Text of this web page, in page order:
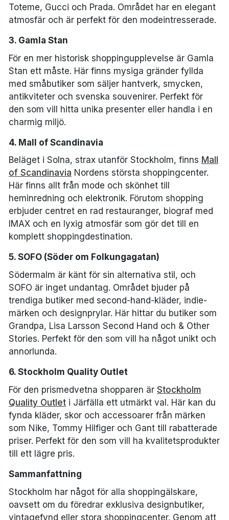
Toteme, Gucci och Prada. Området har en elegant
atmosfär och är perfekt för den modeintresserade.
3. Gamla Stan
För en mer historisk shoppingupplevelse är Gamla
Stan ett måste. Här finns mysiga gränder fyllda
med småbutiker som säljer hantverk, smycken,
antikviteter och svenska souvenirer. Perfekt för
den som vill hitta unika presenter eller handla i en
charmig miljö.
4. Mall of Scandinavia
Beläget i Solna, strax utanför Stockholm, finns Mall
of Scandinavia Nordens största shoppingcenter.
Här finns allt från mode och skönhet till
heminredning och elektronik. Förutom shopping
erbjuder centret en rad restauranger, biograf med
IMAX och en lyxig atmosfär som gör det till en
komplett shoppingdestination.
5. SOFO (Söder om Folkungagatan)
Södermalm är känt för sin alternativa stil, och
SOFO är inget undantag. Området bjuder på
trendiga butiker med second-hand-kläder, indie-
märken och designprylar. Här hittar du butiker som
Grandpa, Lisa Larsson Second Hand och & Other
Stories. Perfekt för den som vill ha något unikt och
annorlunda.
6. Stockholm Quality Outlet
För den prismedvetna shopparen är Stockholm
Quality Outlet i Järfälla ett utmärkt val. Här kan du
fynda kläder, skor och accessoarer från märken
som Nike, Tommy Hilfiger och Gant till rabatterade
priser. Perfekt för den som vill ha kvalitetsprodukter
till ett lägre pris.
Sammanfattning
Stockholm har något för alla shoppingälskare,
oavsett om du föredrar exklusiva designbutiker,
vintagefynd eller stora shoppingcenter. Genom att